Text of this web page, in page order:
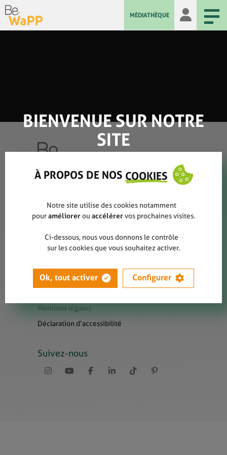
MÉDIATHÈQUE
Rapports annuels
Presse
Liens utiles
Mentions légales
Déclaration d’accessibilité
Suivez-nous
BIENVENUE SUR NOTRE
SITE
À PROPOS DE NOS COOKIES
Notre site utilise des cookies notamment
pouraméliorerou accélérervos prochaines visites.
Ci-dessous, nous vous donnons le contrôle
sur les cookies que vous souhaitez activer.
Ok, tout activer Configurer